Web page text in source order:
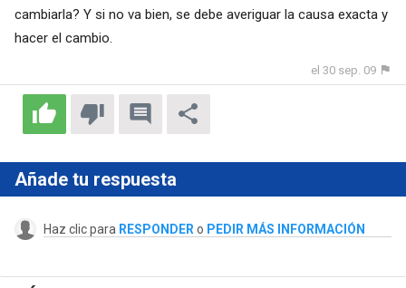
cambiarla? Y si no va bien, se debe averiguar la causa exacta y
hacer el cambio.
el 30 sep. 09
Añade tu respuesta
Haz clic para RESPONDER o PEDIR MÁS INFORMACIÓN